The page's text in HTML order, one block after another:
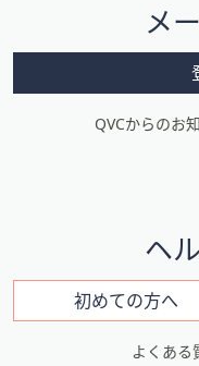
メ
ニ
ン
メ
QVCからのお
ヘ
初めての方へ
よくある